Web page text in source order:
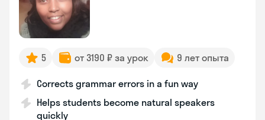
5 от 3190 ₽ за урок 9 лет опыта
Corrects grammar errors in a fun way
Helps students become natural speakers
quickly